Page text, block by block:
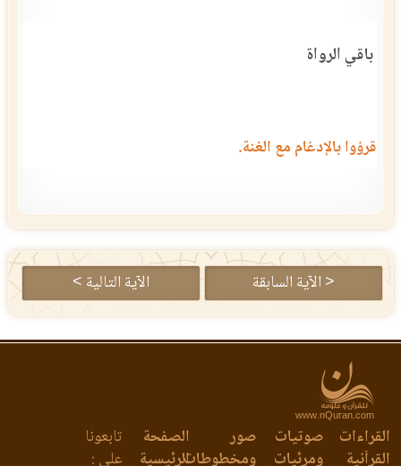
باقي الرواة
قرؤوا بالإدغام مع الغنة.
< الآية السابقة الآية التالية >
www.nQuran.com
القراءات
القرآنية
صوتيات
ومرئيات
صور
ومخطوطات
الصفحة
الرئيسية
تابعونا
على :